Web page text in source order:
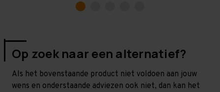
Op zoek naar een alternatief?
Als het bovenstaande product niet voldoen aan jouw
wens en onderstaande adviezen ook niet, dan kan het